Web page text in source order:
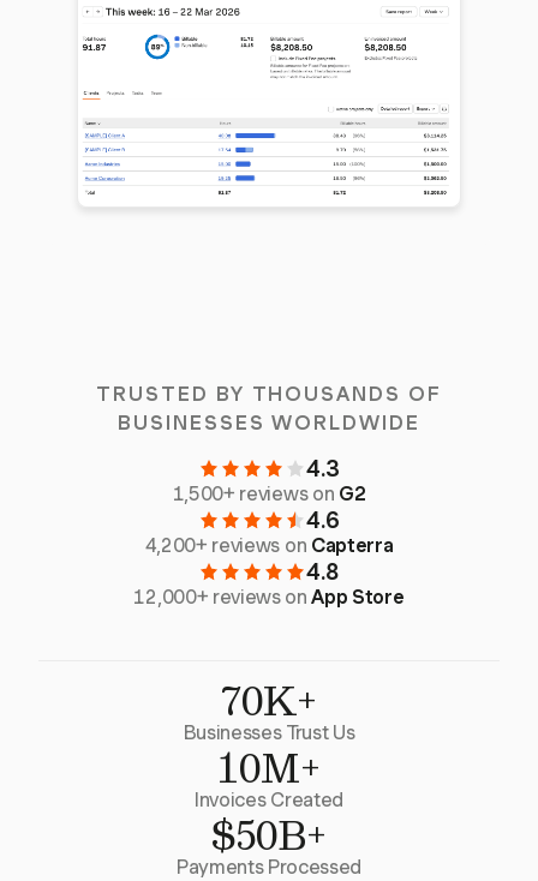
TRUSTED BY THOUSANDS OF
BUSINESSES WORLDWIDE
4.3
1,500+ reviews on G2
4.6
4,200+ reviews on Capterra
4.8
12,000+ reviews onApp Store
70K+
Businesses Trust Us
10M+
Invoices Created
$50B+
Payments Processed